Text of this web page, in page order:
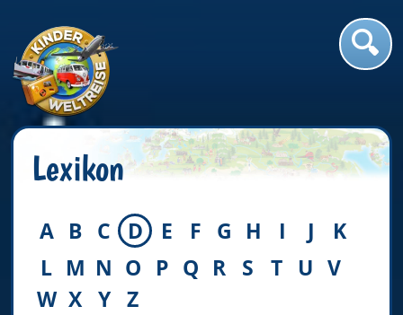
Lexikon
A B C D E F G H I J
K
L M N O P Q R S T U V
W X Y Z